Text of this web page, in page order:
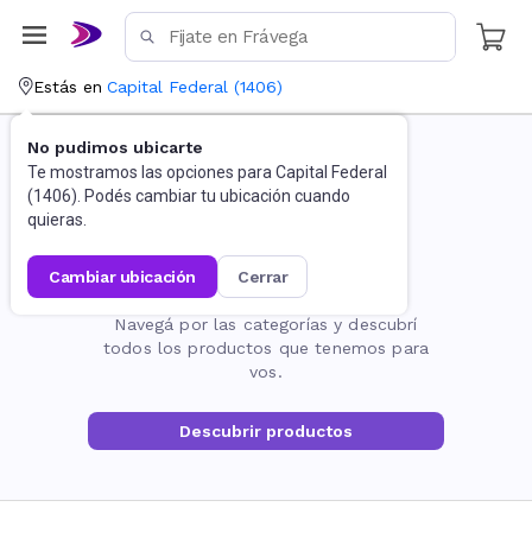
Estás en Capital Federal (1406)
No pudimos ubicarte
Te mostramos las opciones para Capital Federal
(1406). Podés cambiar tu ubicación cuando
quieras.
cambiar ubicación cerrar
La página no existe
Navegá por las categorías y descubrí
todos los productos que tenemos para
vos.
Descubrir productos